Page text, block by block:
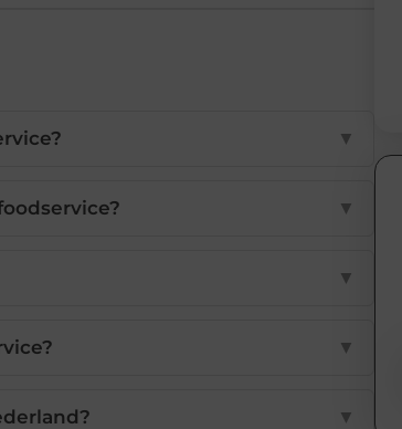
▼
▼
▼
▼
▼